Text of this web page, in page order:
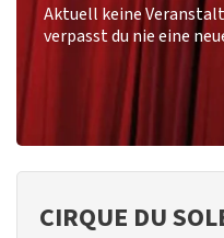
Aktuell keine
verpasst du nie eine
CIRQUE DU